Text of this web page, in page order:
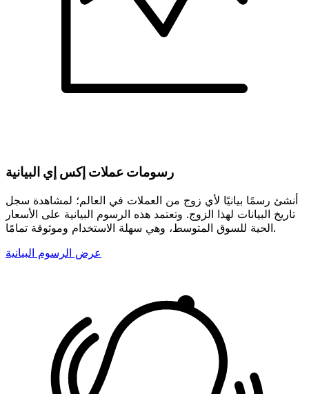
رسومات عملات إكس إي البيانية
أنشئ رسمًا بيانيًا لأي زوج من العملات في العالم؛ لمشاهدة سجل
تاريخ البيانات لهذا الزوج. وتعتمد هذه الرسوم البيانية على الأسعار
الحية للسوق المتوسط، وهي سهلة الاستخدام وموثوقة تمامًا.
عرض الرسوم البيانية